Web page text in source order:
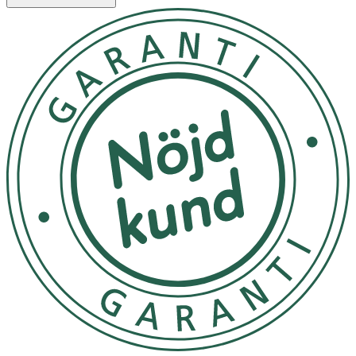
Balancing Sheet Mask innehåller även antioxidantrikt
extrakt från grönt te, återfuktande hyaluronsyra och
lugnande allantoin och erbjuder seriens signaturdoft
som påminner om skog. Materialet i sheetmasken är
biologiskt nedbrytbar lyocell som känns len och
Använd så här: Använd som en del av din hudvårdsrutin
på kvällen. Applicera masken på rent, torrt ansikte. Låt
verka i 10–15 minuter. Massera försiktigt in
överskottsserum i huden.
Förvaring av produkten i rumstemperatur och borta från
direkt solljus.
OK för gravida och ammande:
Ingredienser:
AQUA, GLYCERIN, BUTYLENE GLYCOL, HUMUS EXTRACT
(RE-CONNECTING NATURE®), CAMELLIA SINENSIS